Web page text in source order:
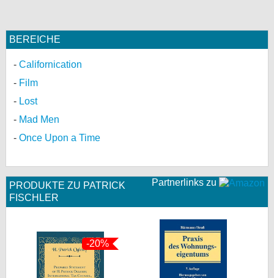
BEREICHE
Californication
Film
Lost
Mad Men
Once Upon a Time
Partnerlinks zu
PRODUKTE ZU PATRICK
FISCHLER
-20%